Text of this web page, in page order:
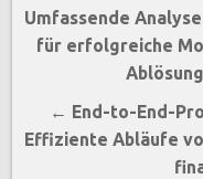
Umfassende
für erfolgreiche
← End-to-End-
Effiziente Abläufe